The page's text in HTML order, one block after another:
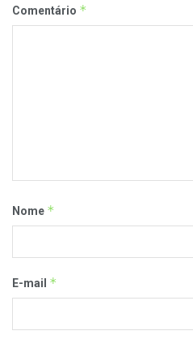
Comentário *
Nome *
E-mail *